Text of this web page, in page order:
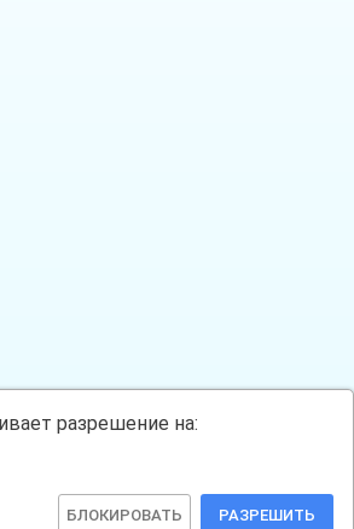
разрешение на:
БЛОКИРОВАТЬ РАЗРЕШИТЬ